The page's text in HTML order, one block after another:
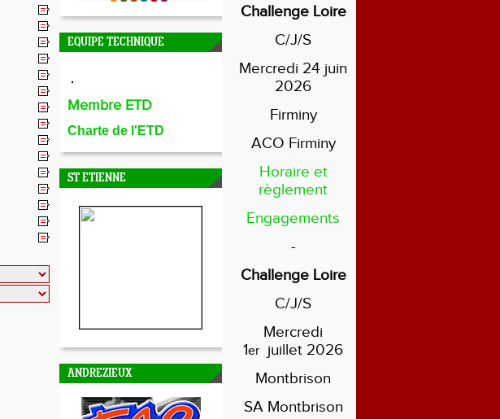
EQUIPE TECHNIQUE
Membre ETD
Charte de l'ETD
ST ETIENNE
ANDREZIEUX
Challenge Loire
C/J/S
Mercredi 24 juin
2026
Firminy
ACO Firminy
Horaire et
règlement
Engagements
-
Challenge Loire
C/J/S
Mercredi
1er juillet 2026
Montbrison
SA Montbrison